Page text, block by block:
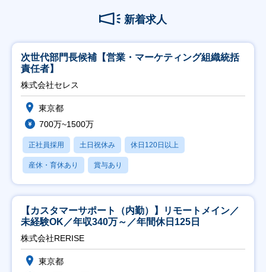
新着求人
次世代部門長候補【営業・マーケティング組織統括
責任者】
株式会社セレス
東京都
700万~1500万
正社員採用 土日祝休み 休日120日以上
産休・育休あり 賞与あり
【カスタマーサポート（内勤）】リモートメイン／
未経験OK／年収340万～／年間休日125日
株式会社RERISE
東京都